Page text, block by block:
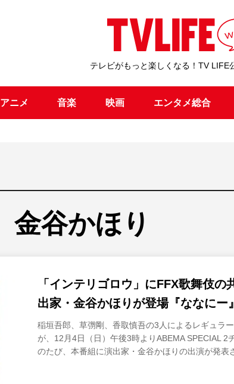
テレビがもっと楽しくなる！TV LIFE
アニメ 音楽 映画 エンタメ総合
金谷かほり
「インテリゴロウ」にFFX歌舞伎の
出家・金谷かほりが登場『ななにー』
稲垣吾郎、草彅剛、香取慎吾の3人によるレギュラ
が、12月4日（日）午後3時よりABEMA SPECIAL 2
のたび、本番組に演出家・金谷かほりの出演が発表